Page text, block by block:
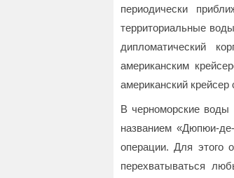
периодически
территориальные
дипломатический
американским
американский
В черноморские воды
названием «Дюпюи-
операции. Для этого
перехватываться